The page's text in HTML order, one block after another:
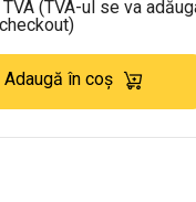
(TVA-ul se va
Adaugă în coș